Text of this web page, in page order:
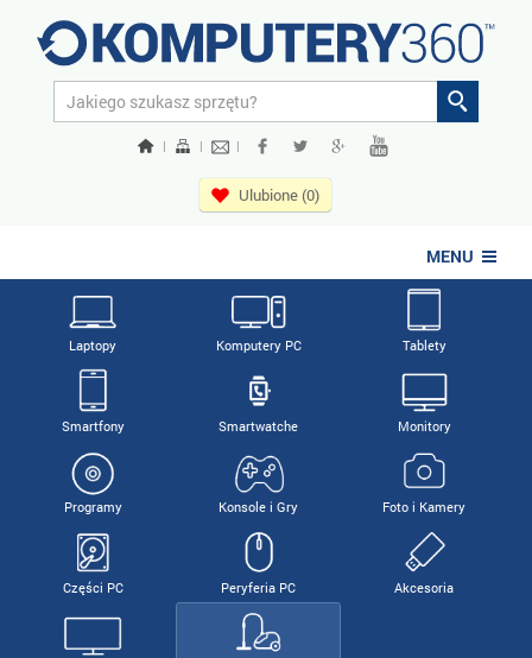
| | |
Ulubione (0)
MENU
Laptopy Komputery PC Tablety
Smartfony Smartwatche Monitory
Programy Konsole i Gry Foto i Kamery
Części PC Peryferia PC Akcesoria